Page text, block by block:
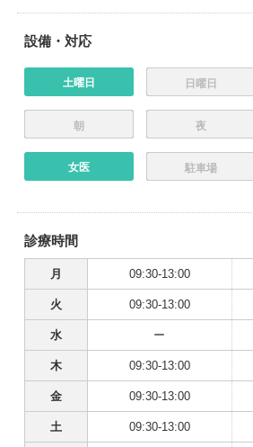
設備・対応
土曜日 日曜日
朝 夜
女医 駐車場
診療時間
月 09:30-13:00
火 09:30-13:00
水 ー
木 09:30-13:00
金 09:30-13:00
土 09:30-13:00